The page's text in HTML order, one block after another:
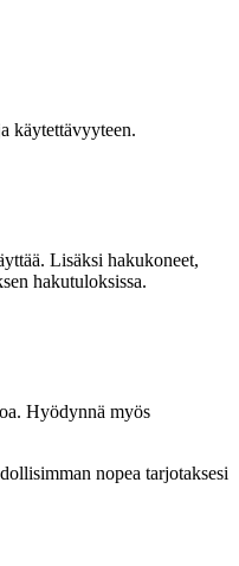
käytettävyyteen.
Lisäksi hakukoneet,
hakutuloksissa.
Hyödynnä myös
nopea tarjotaksesi